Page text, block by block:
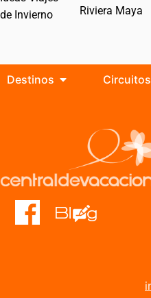
de Invierno
Riviera Maya
Destinos Circuitos